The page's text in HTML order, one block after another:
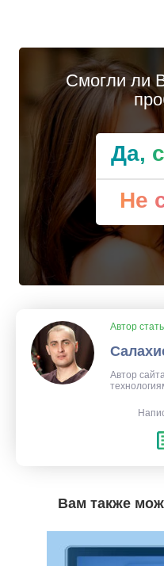
Смогли ли
Да,
Не
Автор
Автор
Вам также